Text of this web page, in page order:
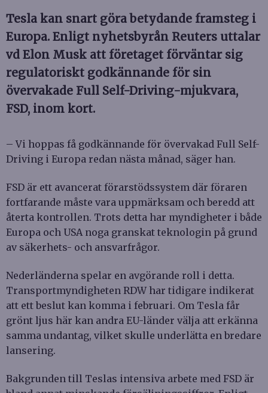
Tesla kan snart göra betydande framsteg i
Europa. Enligt nyhetsbyrån Reuters uttalar
vd Elon Musk att företaget förväntar sig
regulatoriskt godkännande för sin
övervakade Full Self-Driving-mjukvara,
FSD, inom kort.
– Vi hoppas få godkännande för övervakad Full Self-
Driving i Europa redan nästa månad, säger han.
FSD är ett avancerat förarstödssystem där föraren
fortfarande måste vara uppmärksam och beredd att
återta kontrollen. Trots detta har myndigheter i både
Europa och USA noga granskat teknologin på grund
av säkerhets- och ansvarfrågor.
Nederländerna spelar en avgörande roll i detta.
Transportmyndigheten RDW har tidigare indikerat
att ett beslut kan komma i februari. Om Tesla får
grönt ljus här kan andra EU-länder välja att erkänna
samma undantag, vilket skulle underlätta en bredare
lansering.
Bakgrunden till Teslas intensiva arbete med FSD är